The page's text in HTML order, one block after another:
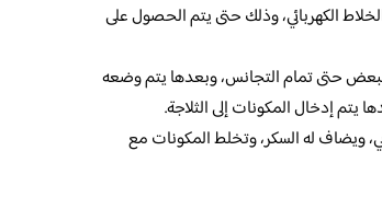
الكهربائي، وذلك حتى يتم الحصول على
حتى تمام التجانس، وبعدها يتم وضعه
إدخال المكونات إلى الثلاجة.
ويضاف له السكر، وتخلط المكونات مع